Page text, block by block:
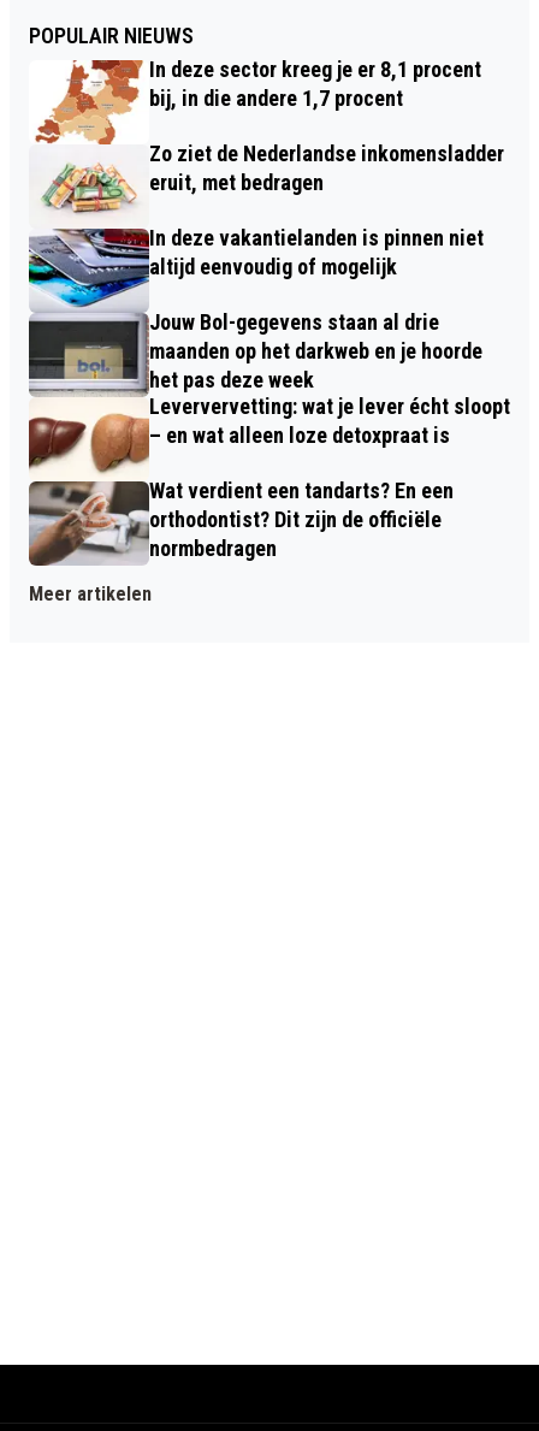
POPULAIR NIEUWS
In deze sector kreeg je er 8,1 procent
bij, in die andere 1,7 procent
Zo ziet de Nederlandse inkomensladder
eruit, met bedragen
In deze vakantielanden is pinnen niet
altijd eenvoudig of mogelijk
Jouw Bol-gegevens staan al drie
maanden op het darkweb en je hoorde
het pas deze week
Leververvetting: wat je lever écht sloopt
– en wat alleen loze detoxpraat is
Wat verdient een tandarts? En een
orthodontist? Dit zijn de officiële
normbedragen
Meer artikelen